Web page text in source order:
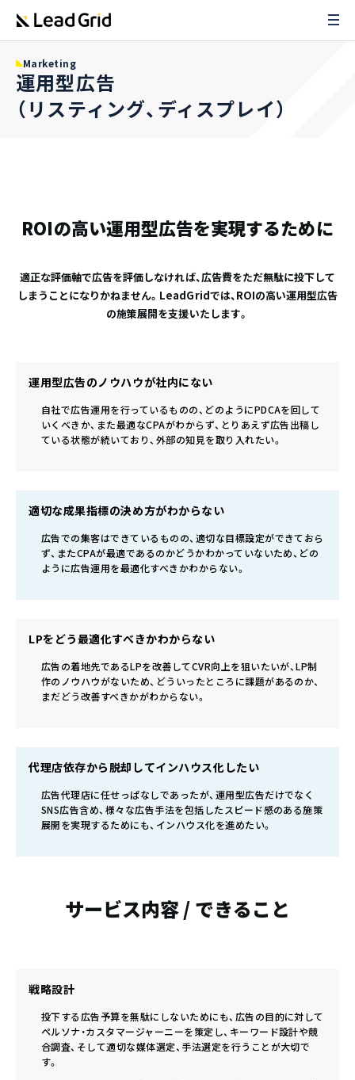
Marketing
運用型広告
（リスティング、ディスプレイ）
ROIの高い運用型広告を実現するために
適正な評価軸で広告を評価しなければ、広告費をただ無駄に投下して
しまうことになりかねません。LeadGridでは、ROIの高い運用型広告
の施策展開を支援いたします。
運用型広告のノウハウが社内にない
自社で広告運用を行っているものの、どのようにPDCAを回して
いくべきか、また最適なCPAがわからず、とりあえず広告出稿し
ている状態が続いており、外部の知見を取り入れたい。
適切な成果指標の決め方がわからない
広告での集客はできているものの、適切な目標設定ができておら
ず、またCPAが最適であるのかどうかわかっていないため、どの
ように広告運用を最適化すべきかわからない。
LPをどう最適化すべきかわからない
広告の着地先であるLPを改善してCVR向上を狙いたいが、LP制
作のノウハウがないため、どういったところに課題があるのか、
まだどう改善すべきかがわからない。
代理店依存から脱却してインハウス化したい
広告代理店に任せっぱなしであったが、運用型広告だけでなく
SNS広告含め、様々な広告手法を包括したスピード感のある施策
展開を実現するためにも、インハウス化を進めたい。
サービス内容 / できること
戦略設計
投下する広告予算を無駄にしないためにも、広告の目的に対して
ペルソナ・カスタマージャーニーを策定し、キーワード設計や競
合調査、そして適切な媒体選定、手法選定を行うことが大切で
す。